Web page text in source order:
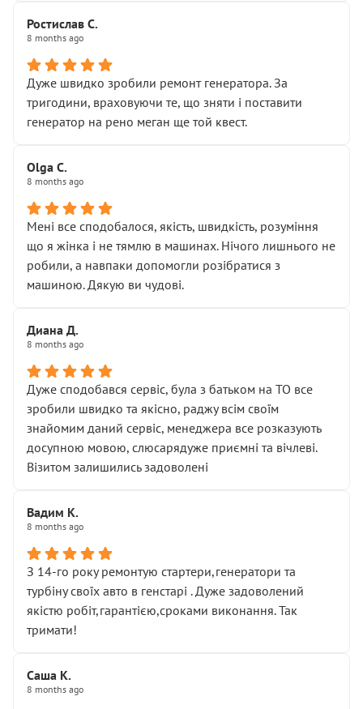
Хотілося б більше:
• належної уваги до авто
• прозорості в роботах і рахунках
• реальної діагностики, а не формального
“подивились і поїхав”
На жаль, складається враження, що сервіс працює не
Стосовно комунікації - все добре
звертатися до цього автосервісу.
Ростислав С.
8 months ago
Дуже швидко зробили ремонт генератора. За
тригодини, враховуючи те, що зняти і поставити
генератор на рено меган ще той квест.
Olga С.
8 months ago
Мені все сподобалося, якість, швидкість, розуміння
що я жінка і не тямлю в машинах. Нічого лишнього не
робили, а навпаки допомогли розібратися з
машиною. Дякую ви чудові.
Диана Д.
8 months ago
Дуже сподобався сервіс, була з батьком на ТО все
зробили швидко та якісно, раджу всім своїм
знайомим даний сервіс, менеджера все розказують
досупною мовою, слюсарядуже приємні та вічлеві.
Візитом залишились задоволені
Вадим К.
8 months ago
З 14-го року ремонтую стартери,генератори та
турбіну своїх авто в генстарі . Дуже задоволений
якістю робіт,гарантією,сроками виконання. Так
тримати!
Саша К.
8 months ago